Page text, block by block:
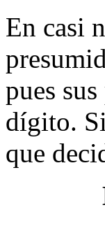
En casi
pues
dígito.
que